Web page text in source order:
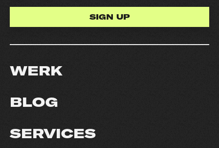
WERK
BLOG
SERVICES